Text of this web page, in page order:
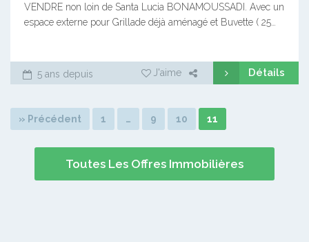
VENDRE non loin de Santa Lucia BONAMOUSSADI. Avec un
espace externe pour Grillade déjà aménagé et Buvette ( 25…
5 ans depuis J'aime Détails
» Précédent 1 … 9 10 11
Toutes Les Offres Immobilières